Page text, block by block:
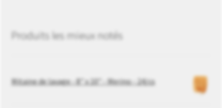
Produits les mieux notés
Mitaine de lavage - 8" x 10" - Merino - 24/cs